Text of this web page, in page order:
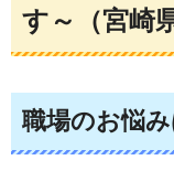
す～（宮崎
職場のお悩